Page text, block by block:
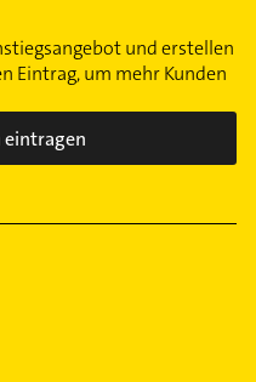
und erstellen
Eintrag, um mehr Kunden